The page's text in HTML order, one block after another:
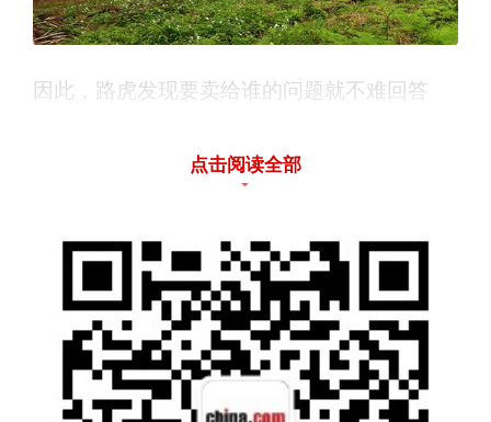
因此，路虎发现要卖给谁的问题就不难回答
的家庭用户，在满足家人使用的同时，还兼顾
市时，官方提到的“全能家庭座驾”就很恰当
了。新款发现，除了68.98万起的售价有变化
之外，还有那些改变和升级，一起简单感受一
下。
点击阅读全部